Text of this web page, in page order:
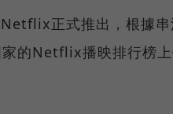
正式推出，根據
的Netflix播映排行榜